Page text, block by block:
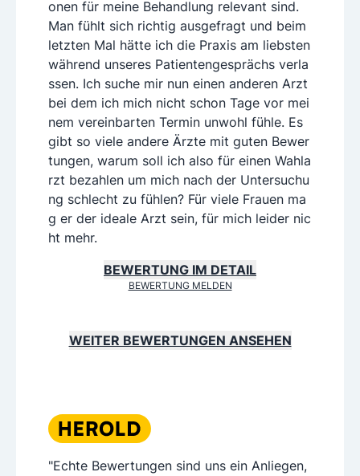
onen für meine Behandlung relevant sind.
Man fühlt sich richtig ausgefragt und beim
letzten Mal hätte ich die Praxis am liebsten
während unseres Patientengesprächs verla
ssen. Ich suche mir nun einen anderen Arzt
bei dem ich mich nicht schon Tage vor mei
nem vereinbarten Termin unwohl fühle. Es
gibt so viele andere Ärzte mit guten Bewer
tungen, warum soll ich also für einen Wahla
rzt bezahlen um mich nach der Untersuchu
ng schlecht zu fühlen? Für viele Frauen ma
g er der ideale Arzt sein, für mich leider nic
ht mehr.
BEWERTUNG IM DETAIL
BEWERTUNG MELDEN
WEITER BEWERTUNGEN ANSEHEN
"Echte Bewertungen sind uns ein Anliegen,